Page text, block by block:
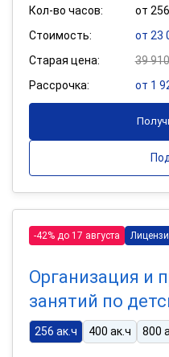
Кол-во часов:
от
Стоимость:
от 23
Старая цена:
39
Рассрочка:
от 1
-42% до 17 августа
Организация и
занятий по
256 ак.ч 400 ак.ч 800